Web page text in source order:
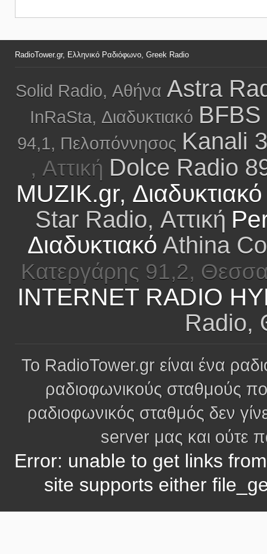
RadioTower.gr, Ελληνικό Ραδιόφωνο, Greek Radio
Solid Radio, Αθήνα Astra
InRaSta, Διαδυκτιακό
94,1, Πελοπόννησος Kanali
, Αττική Dolce Radio
MUZIK.gr, Διαδυκτιακό
Star Radio, Αττική
Διαδυκτιακό Athina
Κατεργάρης 91,2,
INTERNET RADIO
Radio,
Το RadioTower.gr είναι ένα
ραδιοφωνικούς σταθμούς
ραδιοφωνικός σταθμός δεν
server μας και ούτε
Error: unable to get links
site supports either